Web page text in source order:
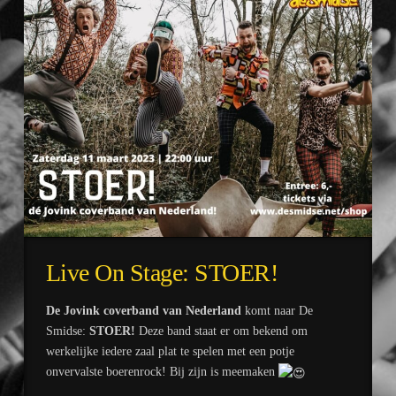
Live On Stage: STOER!
De Jovink coverband van Nederlandkomt naar De
Smidse: STOER! Deze band staat er om bekend om
werkelijke iedere zaal plat te spelen met een potje
onvervalste boerenrock! Bij zijn is meemaken